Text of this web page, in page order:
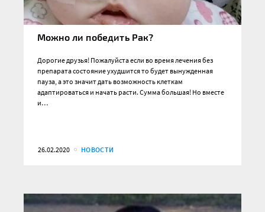
Можно ли победить Рак?
Дорогие друзья! Пожалуйста если во время лечения без
препарата состояние ухудшится то будет вынужденная
пауза, а это значит дать возможность клеткам
адаптироваться и начать расти. Сумма большая! Но вместе
и…
26.02.2020 НОВОСТИ